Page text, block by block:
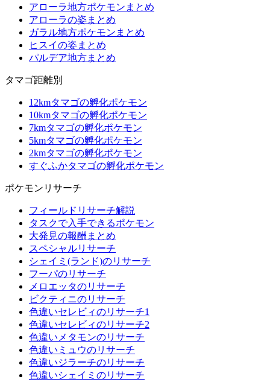
アローラ地方ポケモンまとめ
アローラの姿まとめ
ガラル地方ポケモンまとめ
ヒスイの姿まとめ
パルデア地方まとめ
タマゴ距離別
12kmタマゴの孵化ポケモン
10kmタマゴの孵化ポケモン
7kmタマゴの孵化ポケモン
5kmタマゴの孵化ポケモン
2kmタマゴの孵化ポケモン
すぐふかタマゴの孵化ポケモン
ポケモンリサーチ
フィールドリサーチ解説
タスクで入手できるポケモン
大発見の報酬まとめ
スペシャルリサーチ
シェイミ(ランド)のリサーチ
フーパのリサーチ
メロエッタのリサーチ
ビクティニのリサーチ
色違いセレビィのリサーチ1
色違いセレビィのリサーチ2
色違いメタモンのリサーチ
色違いミュウのリサーチ
色違いジラーチのリサーチ
色違いシェイミのリサーチ